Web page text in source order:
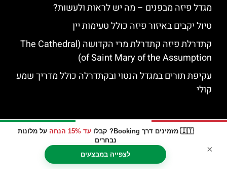
🇮🇹 מזמינים דרך Booking? קבלו עד 15% הנחה
על מלונות
נבחרים
לצפייה במבצעים
×
מגדל פיזה מבפנים – מה יש לראות ולעשות?
טיול יקבים באיזור פיזה כולל טעימות יין
קתדרלת פיזה קתדרלת מרי הקדושה (The Cathedral
of Saint Mary of the Assumption)
עקיפת תורים במגדל הנטוי ובקתדרלה כולל מדריך שמע
קולי